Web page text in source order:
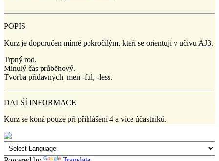
POPIS
Kurz je doporučen mírně pokročilým, kteří se orientují v učivu AJ3.
Trpný rod.
Minulý čas průběhový.
Tvorba přídavných jmen -ful, -less.
DALŠÍ INFORMACE
Kurz se koná pouze při přihlášení 4 a více účastníků.